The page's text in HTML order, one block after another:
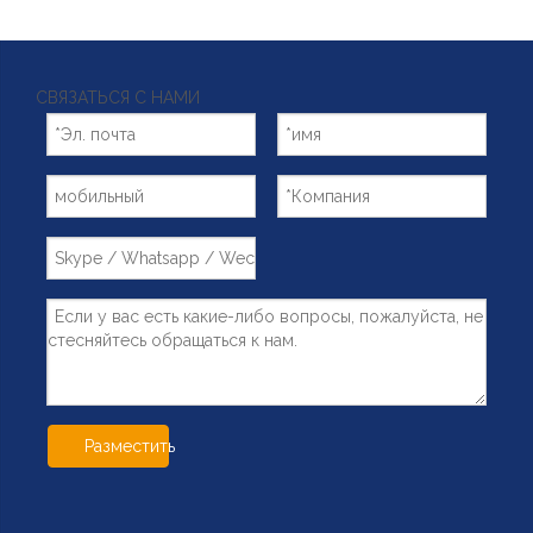
СВЯЗАТЬСЯ С НАМИ
Разместить